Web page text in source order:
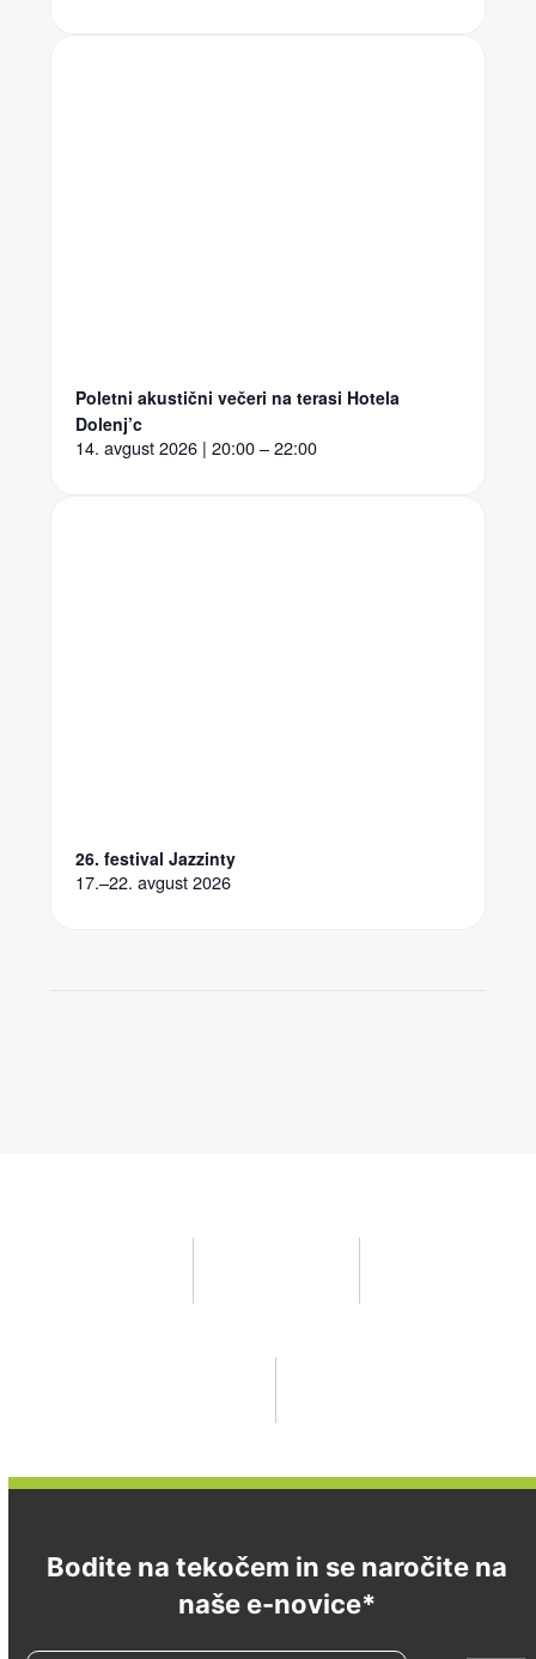
Poletni akustični večeri na terasi Hotela
Dolenj’c
14. avgust 2026 | 20:00 – 22:00
26. festival Jazzinty
17.–22. avgust 2026
Bodite na tekočem in se naročite na
naše e-novice*